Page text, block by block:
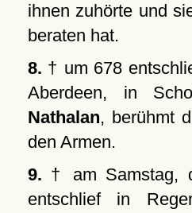
ihnen zuhörte und
beraten hat.
8. † um 678
Aberdeen, in
Nathalan, berühmt
den Armen.
9. † am Samstag,
entschlief in